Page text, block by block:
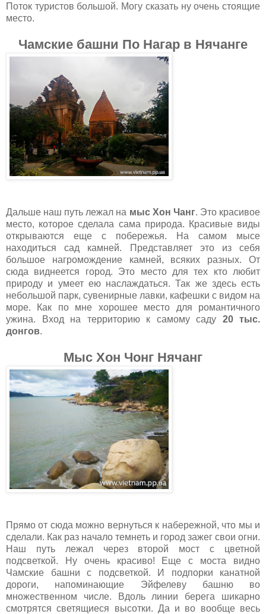
Поток туристов большой. Могу сказать ну очень стоящие
место.
Чамские башни По Нагар в Нячанге
Дальше наш путь лежал на мыс Хон Чанг. Это красивое
место, которое сделала сама природа. Красивые виды
открываются еще с побережья. На самом мысе
находиться сад камней. Представляет это из себя
большое нагромождение камней, всяких разных. От
сюда виднеется город. Это место для тех кто любит
природу и умеет ею наслаждаться. Так же здесь есть
небольшой парк, сувенирные лавки, кафешки с видом на
море. Как по мне хорошее место для романтичного
ужина. Вход на территорию к самому саду 20 тыс.
донгов.
Мыс Хон Чонг Нячанг
Прямо от сюда можно вернуться к набережной, что мы и
сделали. Как раз начало темнеть и город зажег свои огни.
Наш путь лежал через второй мост с цветной
подсветкой. Ну очень красиво! Еще с моста видно
Чамские башни с подсветкой. И подпорки канатной
дороги, напоминающие Эйфелеву башню во
множественном числе. Вдоль линии берега шикарно
смотрятся светящиеся высотки. Да и во вообще весь